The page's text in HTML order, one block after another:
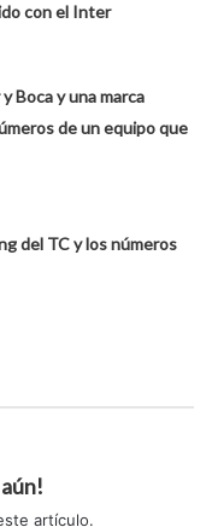
con el Inter
Boca y una marca
de un equipo que
del TC y los números
artículo.